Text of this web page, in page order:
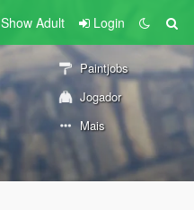
Show Adult Login
Paintjobs
Jogador
Mais